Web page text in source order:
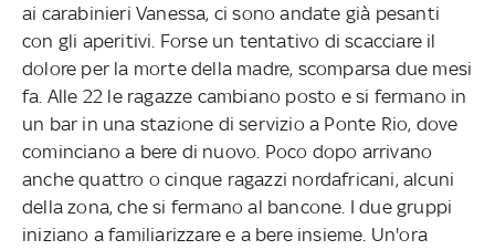
ai carabinieri Vanessa, ci sono andate già pesanti
con gli aperitivi. Forse un tentativo di scacciare il
dolore per la morte della madre, scomparsa due mesi
fa. Alle 22 le ragazze cambiano posto e si fermano in
un bar in una stazione di servizio a Ponte Rio, dove
cominciano a bere di nuovo. Poco dopo arrivano
anche quattro o cinque ragazzi nordafricani, alcuni
della zona, che si fermano al bancone. I due gruppi
iniziano a familiarizzare e a bere insieme. Un'ora